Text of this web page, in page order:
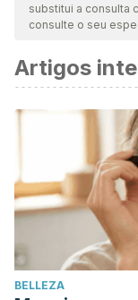
substitui a consulta
consulte o seu
Artigos
BELLEZA